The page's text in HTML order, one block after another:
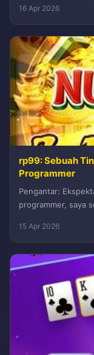
16 Apr 2026
rp99: Sebuah
Programmer
Pengantar:
programmer, saya
15 Apr 2026